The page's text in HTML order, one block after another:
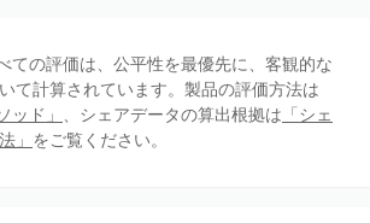
ての評価は、公平性を最優先に、客観的な
て計算されています。製品の評価方法は
ッド」 、シェアデータの算出根拠は 「シェ
」 をご覧ください。